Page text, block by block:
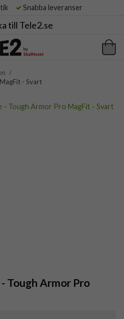
Snabba leveranser
till Tele2.se
/
- Svart
Tough Armor Pro